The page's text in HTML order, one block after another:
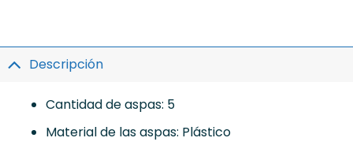
Descripción
Cantidad de aspas: 5
Material de las aspas: Plástico